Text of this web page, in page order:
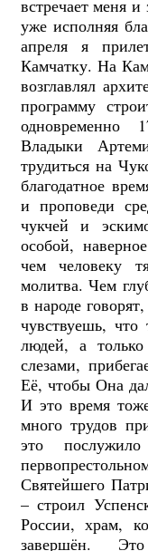
встречает меня
уже исполняя
апреля я
Камчатку. На
возглавлял
программу
одновременно
Владыки
трудиться на
благодатное
и проповеди
чукчей и
особой,
чем человеку
молитва. Чем
в народе
чувствуешь,
людей, а
слезами,
Её, чтобы Она
И это время
много трудов
это
Святейшего
– строил
России, храм,
завершён.